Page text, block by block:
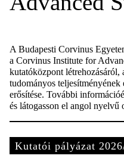
A Budapesti Corvinus
a Corvinus Institute for
kutatóközpont
tudományos teljesítményének
erősítése. További
és látogasson el angol nyelvű
Kutatói pályázat